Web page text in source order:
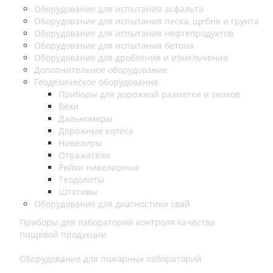
Оборудование для испытания асфальта
Оборудование для испытания песка, щебня и грунта
Оборудование для испытания нефтепродуктов
Оборудование для испытания бетона
Оборудование для дробления и измельчения
Дополнительное оборудование
Геодезическое оборудование
Приборы для дорожной разметки и знаков
Вехи
Дальномеры
Дорожные колеса
Нивелиры
Отражатели
Рейки нивелирные
Теодолиты
Штативы
Оборудование для диагностики свай
Приборы для лабораторий контроля качества
пищевой продукции
Оборудование для пожарных лабораторий